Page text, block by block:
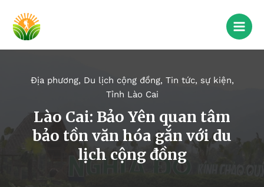
Địa phương, Du lịch cộng đồng, Tin tức, sự kiện,
Tỉnh Lào Cai
Lào Cai: Bảo Yên quan tâm
bảo tồn văn hóa gắn với du
lịch cộng đồng